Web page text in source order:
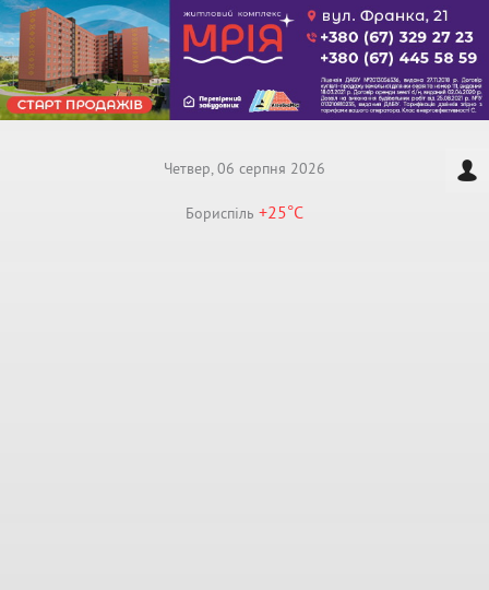
Четвер, 06 серпня 2026
Бориспiль +25°C